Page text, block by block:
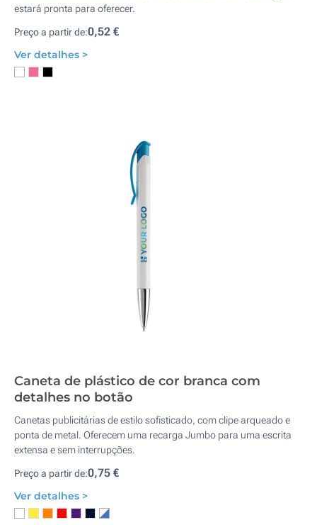
estará pronta para oferecer.
Preço a partir de:0,52 €
Ver detalhes >
Caneta de plástico de cor branca com
detalhes no botão
Canetas publicitárias de estilo sofisticado, com clipe arqueado e
ponta de metal. Oferecem uma recarga Jumbo para uma escrita
extensa e sem interrupções.
Preço a partir de:0,75 €
Ver detalhes >